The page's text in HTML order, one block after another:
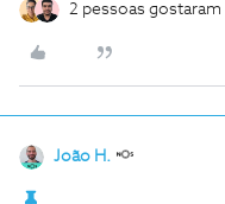
2 pessoas gostaram
João H.